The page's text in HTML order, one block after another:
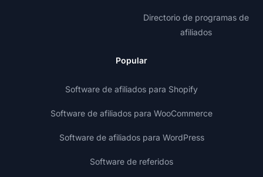
Directorio de programas de
afiliados
Popular
Software de afiliados para Shopify
Software de afiliados para WooCommerce
Software de afiliados para WordPress
Software de referidos